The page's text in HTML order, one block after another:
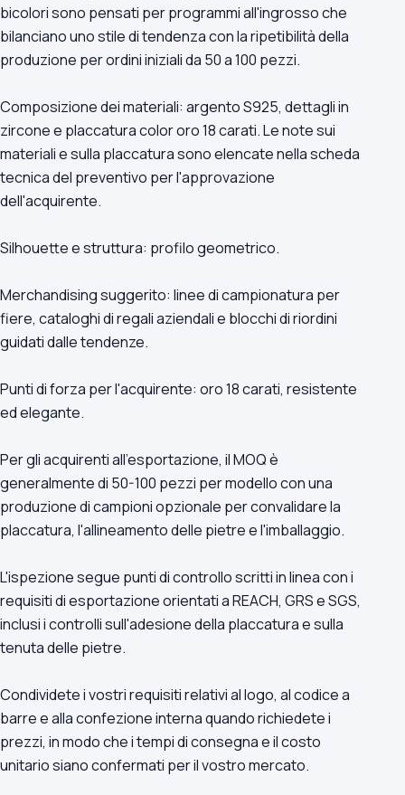
bicolori sono pensati per programmi all'ingrosso che
bilanciano uno stile di tendenza con la ripetibilità della
produzione per ordini iniziali da 50 a 100 pezzi.
Composizione dei materiali: argento S925, dettagli in
zircone e placcatura color oro 18 carati. Le note sui
materiali e sulla placcatura sono elencate nella scheda
tecnica del preventivo per l'approvazione
dell'acquirente.
Silhouette e struttura: profilo geometrico.
Merchandising suggerito: linee di campionatura per
fiere, cataloghi di regali aziendali e blocchi di riordini
guidati dalle tendenze.
Punti di forza per l'acquirente: oro 18 carati, resistente
ed elegante.
Per gli acquirenti all'esportazione, il MOQ è
generalmente di 50-100 pezzi per modello con una
produzione di campioni opzionale per convalidare la
placcatura, l'allineamento delle pietre e l'imballaggio.
L'ispezione segue punti di controllo scritti in linea con i
requisiti di esportazione orientati a REACH, GRS e SGS,
inclusi i controlli sull'adesione della placcatura e sulla
tenuta delle pietre.
Condividete i vostri requisiti relativi al logo, al codice a
barre e alla confezione interna quando richiedete i
prezzi, in modo che i tempi di consegna e il costo
unitario siano confermati per il vostro mercato.